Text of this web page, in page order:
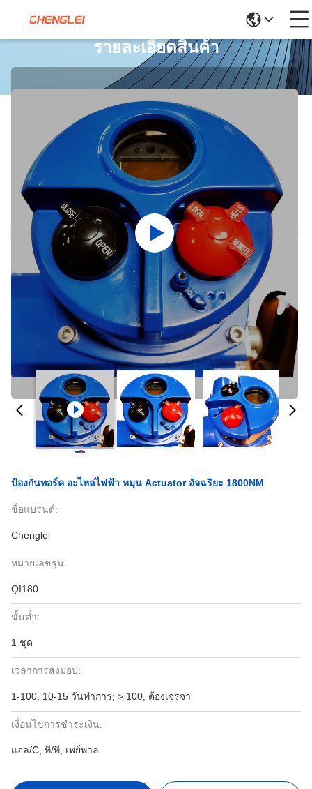
รายละเอียดสินค้า
ป้องกันทอร์ค อะไหล่ไฟฟ้า หมุน Actuator อัจฉริยะ 1800NM
ชื่อแบรนด์:
Chenglei
หมายเลขรุ่น:
QI180
ขั้นต่ำ:
1 ชุด
เวลาการส่งมอบ:
1-100, 10-15 วันทําการ; > 100, ต้องเจรจา
เงื่อนไขการชำระเงิน:
แอล/C, ที/ที, เพย์พาล